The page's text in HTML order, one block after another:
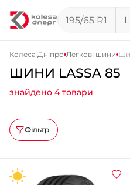
Колеса Дніпро Легкові шини
ШИНИ LASSA 85
знайдено 4 товари
Фільтр